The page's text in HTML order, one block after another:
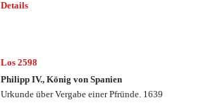
Details
Los 2598
Philipp IV., König von Spanien
Urkunde über Vergabe einer Pfründe. 1639